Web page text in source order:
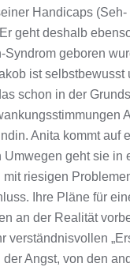
Handicaps (Seh-
geht deshalb
Syndrom geboren
ist selbstbewusst
schon in der
Anita kommt auf
geht sie in
riesigen
Ihre Pläne für
an der Realität
verständnisvollen
der Angst, von den